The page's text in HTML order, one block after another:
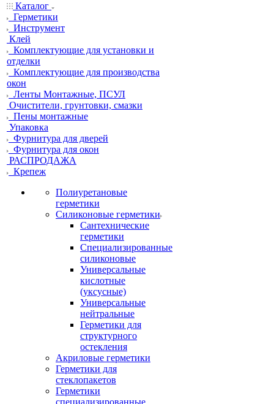
Каталог
Герметики
Инструмент
Клей
Комплектующие для установки и
отделки
Комплектующие для производства
окон
Ленты Монтажные, ПСУЛ
Очистители, грунтовки, смазки
Пены монтажные
Упаковка
Фурнитура для дверей
Фурнитура для окон
РАСПРОДАЖА
Крепеж
Полиуретановые
герметики
Силиконовые герметики
Сантехнические
герметики
Специализированные
силиконовые
Универсальные
кислотные
(уксусные)
Универсальные
нейтральные
Герметики для
структурного
остекления
Акриловые герметики
Герметики для
стеклопакетов
Герметики
специализированные